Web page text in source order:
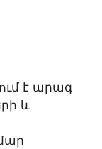
է արագ
և